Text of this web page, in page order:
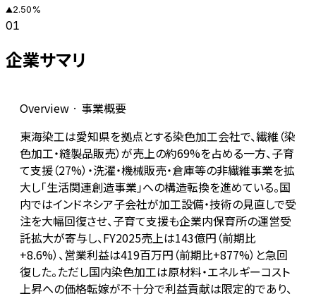
▲2.50%
01
企業サマリ
Overview · 事業概要
東海染工は愛知県を拠点とする染色加工会社で、繊維（染
色加工・縫製品販売）が売上の約69%を占める一方、子育
て支援（27%）・洗濯・機械販売・倉庫等の非繊維事業を拡
大し「生活関連創造事業」への構造転換を進めている。国
内ではインドネシア子会社が加工設備・技術の見直しで受
注を大幅回復させ、子育て支援も企業内保育所の運営受
託拡大が寄与し、FY2025売上は143億円（前期比
+8.6%）、営業利益は419百万円（前期比+877%）と急回
復した。ただし国内染色加工は原材料・エネルギーコスト
上昇への価格転嫁が不十分で利益貢献は限定的であり、